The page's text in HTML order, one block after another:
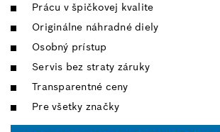
Prácu v špičkovej kvalite
Originálne náhradné diely
Osobný prístup
Servis bez straty záruky
Transparentné ceny
Pre všetky značky